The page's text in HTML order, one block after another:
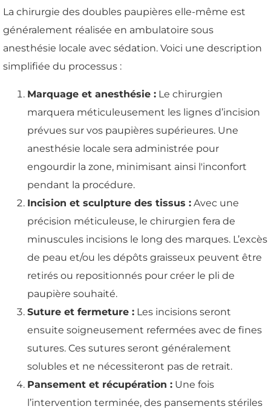
La chirurgie des doubles paupières elle-même est
généralement réalisée en ambulatoire sous
anesthésie locale avec sédation. Voici une description
simplifiée du processus :
Marquage et anesthésie : Le chirurgien
marquera méticuleusement les lignes d’incision
prévues sur vos paupières supérieures. Une
anesthésie locale sera administrée pour
engourdir la zone, minimisant ainsi l'inconfort
pendant la procédure.
Incision et sculpture des tissus : Avec une
précision méticuleuse, le chirurgien fera de
minuscules incisions le long des marques. L’excès
de peau et/ou les dépôts graisseux peuvent être
retirés ou repositionnés pour créer le pli de
paupière souhaité.
Suture et fermeture : Les incisions seront
ensuite soigneusement refermées avec de fines
sutures. Ces sutures seront généralement
solubles et ne nécessiteront pas de retrait.
Pansement et récupération : Une fois
l’intervention terminée, des pansements stériles